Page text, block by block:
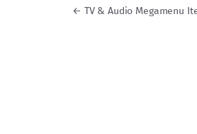
Навигация
← TV & Audio Megamenu